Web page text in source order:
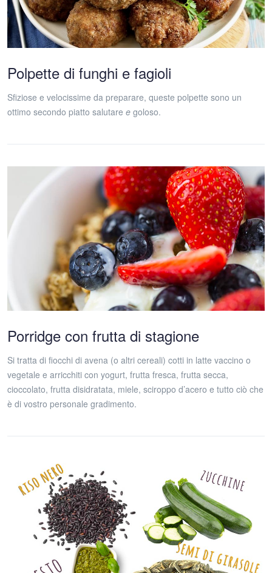
Polpette di funghi e fagioli
Sfiziose e velocissime da preparare, queste polpette sono un
ottimo secondo piatto salutare e goloso.
Porridge con frutta di stagione
Si tratta di fiocchi di avena (o altri cereali) cotti in latte vaccino o
vegetale e arricchiti con yogurt, frutta fresca, frutta secca,
cioccolato, frutta disidratata, miele, sciroppo d’acero e tutto ciò che
è di vostro personale gradimento.